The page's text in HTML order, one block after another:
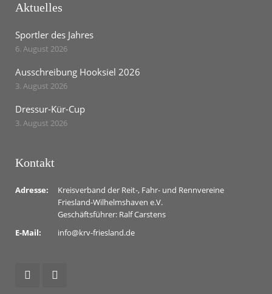
Aktuelles
Sportler des Jahres
6. August 2026
Ausschreibung Hooksiel 2026
3. August 2026
Dressur-Kür-Cup
3. August 2026
Kontakt
Adresse:
Kreisverband der Reit-, Fahr- und Rennvereine
Friesland-Wilhelmshaven e.V.
Geschäftsführer: Ralf Carstens
E-Mail:
info@krv-friesland.de